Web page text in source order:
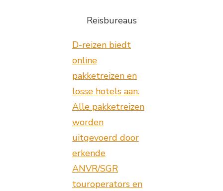
Reisbureaus
D-reizen biedt
online
pakketreizen en
losse hotels aan.
Alle pakketreizen
worden
uitgevoerd door
erkende
ANVR/SGR
touroperators en